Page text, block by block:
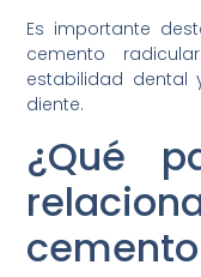
Es importante
cemento
estabilidad dental
diente.
¿Qué